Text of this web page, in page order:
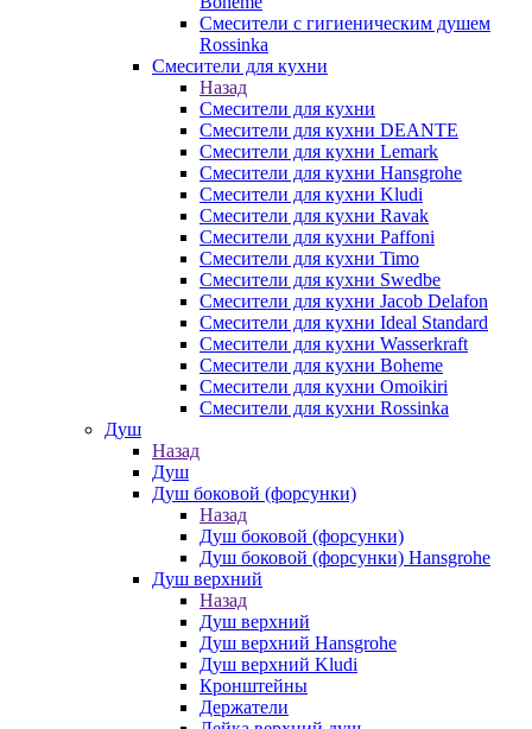
Смесители с гигиеническим душем
Rossinka
Смесители для кухни
Назад
Смесители для кухни
Смесители для кухни DEANTE
Смесители для кухни Lemark
Смесители для кухни Hansgrohe
Смесители для кухни Kludi
Смесители для кухни Ravak
Смесители для кухни Paffoni
Смесители для кухни Timo
Смесители для кухни Swedbe
Смесители для кухни Jacob Delafon
Смесители для кухни Ideal Standard
Смесители для кухни Wasserkraft
Смесители для кухни Boheme
Смесители для кухни Omoikiri
Смесители для кухни Rossinka
Душ
Назад
Душ
Душ боковой (форсунки)
Назад
Душ боковой (форсунки)
Душ боковой (форсунки) Hansgrohe
Душ верхний
Назад
Душ верхний
Душ верхний Hansgrohe
Душ верхний Kludi
Кронштейны
Держатели